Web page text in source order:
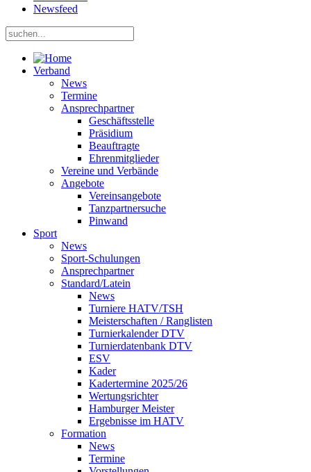
Newsfeed
Verband
News
Termine
Ansprechpartner
Geschäftsstelle
Präsidium
Beauftragte
Ehrenmitglieder
Vereine und Verbände
Angebote
Vereinsangebote
Tanzpartnersuche
Pinwand
Sport
News
Sport-Schulungen
Ansprechpartner
Standard/Latein
News
Turniere HATV/TSH
Meisterschaften / Ranglisten
Turnierkalender DTV
Turnierdatenbank DTV
ESV
Kader
Kadertermine 2025/26
Wertungsrichter
Hamburger Meister
Ergebnisse im HATV
Formation
News
Termine